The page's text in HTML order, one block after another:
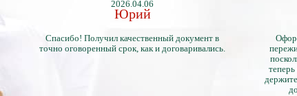
2026.04.06
Юрий
Спасибо! Получил качественный документ в
точно оговоренный срок, как и договаривались.